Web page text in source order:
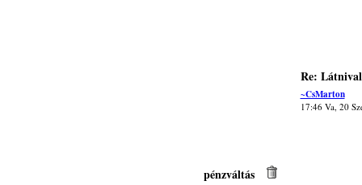
Re:
~CsMarton
17:46 Va, 20
pénzváltás